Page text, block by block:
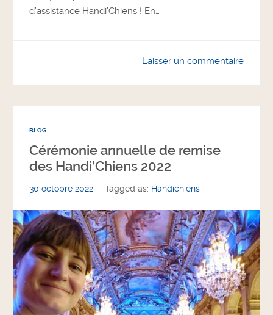
d’assistance Handi’Chiens ! En…
Laisser un commentaire
BLOG
Cérémonie annuelle de remise
des Handi’Chiens 2022
30 octobre 2022 Tagged as: Handichiens